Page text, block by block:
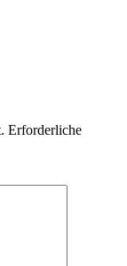
Erforderliche